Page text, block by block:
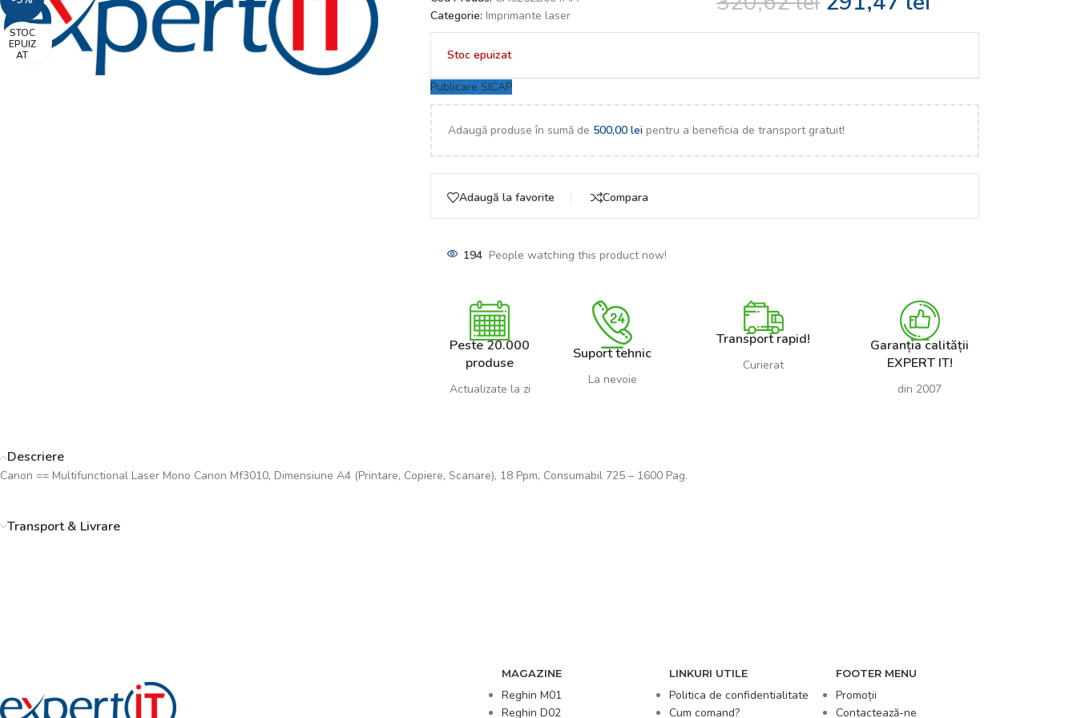
STOC
EPUIZ
AT
Faceți click pentru a mări
Categorie: Imprimante laser
Stoc epuizat
Publicare SICAP
Adaugă produse în sumă de 500,00 leipentru a beneficia de transport gratuit!
Adaugă la favorite Compara
194 People watching this product now!
Peste 20.000
produse
Actualizate la zi
Suport tehnic
La nevoie
Transport rapid!
Curierat
Garanția calității
EXPERT IT!
din 2007
Descriere
Canon == Multifunctional Laser Mono Canon Mf3010, Dimensiune A4 (Printare, Copiere, Scanare), 18 Ppm, Consumabil 725 – 1600 Pag.
Transport & Livrare
MAGAZINE
Reghin M01
Reghin D02
LINKURI UTILE
Politica de confidentialitate
Cum comand?
FOOTER MENU
Promoții
Contactează-ne